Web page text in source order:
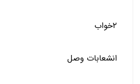
۲خواب
انشعابات وصل